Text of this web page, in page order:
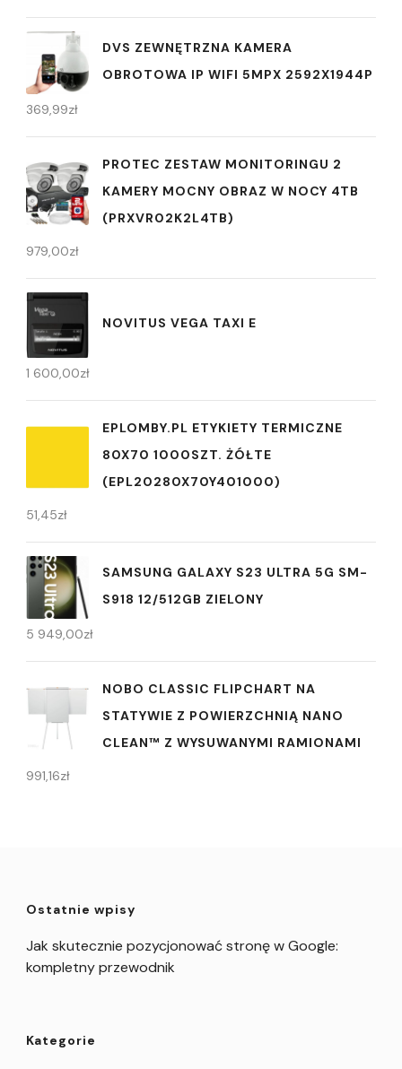
DVS ZEWNĘTRZNA KAMERA
OBROTOWA IP WIFI 5MPX 2592X1944P
369,99zł
PROTEC ZESTAW MONITORINGU 2
KAMERY MOCNY OBRAZ W NOCY 4TB
(PRXVR02K2L4TB)
979,00zł
NOVITUS VEGA TAXI E
1 600,00zł
EPLOMBY.PL ETYKIETY TERMICZNE
80X70 1000SZT. ŻÓŁTE
(EPL20280X70Y401000)
51,45zł
SAMSUNG GALAXY S23 ULTRA 5G SM-
S918 12/512GB ZIELONY
5 949,00zł
NOBO CLASSIC FLIPCHART NA
STATYWIE Z POWIERZCHNIĄ NANO
CLEAN™ Z WYSUWANYMI RAMIONAMI
991,16zł
Ostatnie wpisy
Jak skutecznie pozycjonować stronę w Google:
kompletny przewodnik
Kategorie